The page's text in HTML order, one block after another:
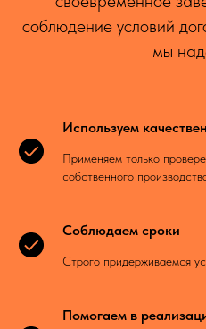
соблюдение условий
мы
Используем
Применяем только
собственного
Соблюдаем сроки
Строго придерживаемся
Помогаем в